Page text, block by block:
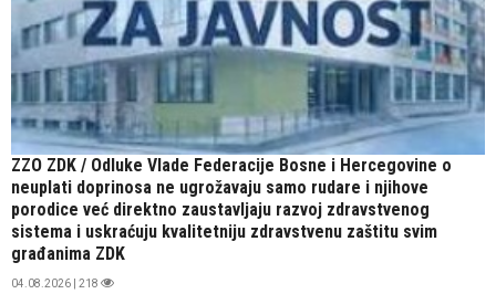
ZZO ZDK / Odluke Vlade Federacije Bosne i Hercegovine o
neuplati doprinosa ne ugrožavaju samo rudare i njihove
porodice već direktno zaustavljaju razvoj zdravstvenog
sistema i uskraćuju kvalitetniju zdravstvenu zaštitu svim
građanima ZDK
04.08.2026 | 218